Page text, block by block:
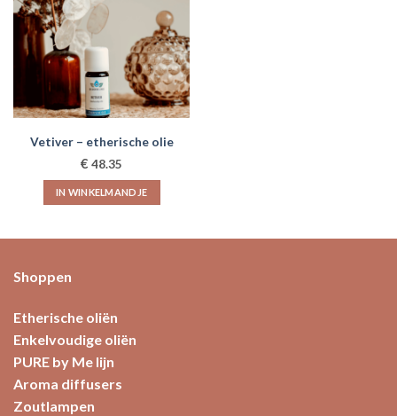
Deze
optie
kan
gekozen
worden
op
de
productpagina
Vetiver – etherische olie
€ 48.35
IN WINKELMANDJE
Shoppen
Etherische oliën
Enkelvoudige oliën
PURE by Me lijn
Aroma diffusers
Zoutlampen